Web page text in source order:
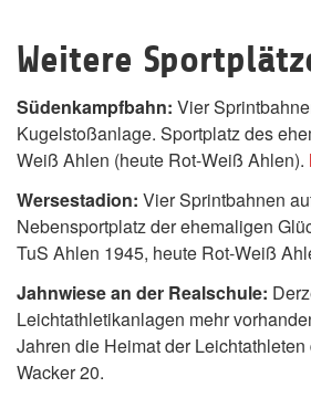
Weitere
Südenkampfbahn: Vier
Kugelstoßanlage. Sportplatz des
Weiß Ahlen (heute Rot-Weiß Ahlen).
Wersestadion: Vier Sprintbahnen
Nebensportplatz der ehemaligen
TuS Ahlen 1945, heute Rot-Weiß
Jahnwiese an der Realschule:
Leichtathletikanlagen mehr
Jahren die Heimat der
Wacker 20.